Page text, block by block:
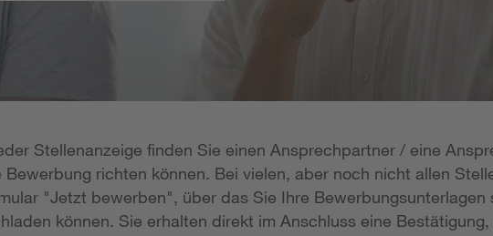
Stellenanzeige finden Sie einen Ansprechpartner / eine
Bewerbung richten können. Bei vielen, aber noch nicht allen
"Jetzt bewerben", über das Sie Ihre
können. Sie erhalten direkt im Anschluss eine